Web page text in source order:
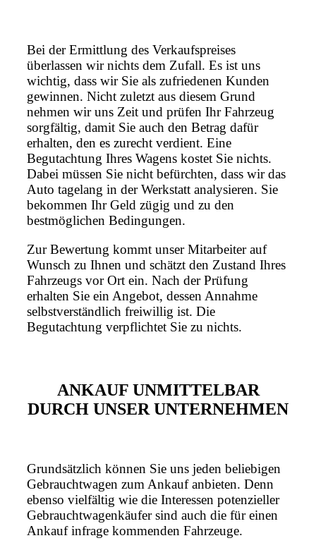
Bei der Ermittlung des Verkaufspreises
überlassen wir nichts dem Zufall. Es ist uns
wichtig, dass wir Sie als zufriedenen Kunden
gewinnen. Nicht zuletzt aus diesem Grund
nehmen wir uns Zeit und prüfen Ihr Fahrzeug
sorgfältig, damit Sie auch den Betrag dafür
erhalten, den es zurecht verdient. Eine
Begutachtung Ihres Wagens kostet Sie nichts.
Dabei müssen Sie nicht befürchten, dass wir das
Auto tagelang in der Werkstatt analysieren. Sie
bekommen Ihr Geld zügig und zu den
bestmöglichen Bedingungen.
Zur Bewertung kommt unser Mitarbeiter auf
Wunsch zu Ihnen und schätzt den Zustand Ihres
Fahrzeugs vor Ort ein. Nach der Prüfung
erhalten Sie ein Angebot, dessen Annahme
selbstverständlich freiwillig ist. Die
Begutachtung verpflichtet Sie zu nichts.
ANKAUF UNMITTELBAR
DURCH UNSER UNTERNEHMEN
Grundsätzlich können Sie uns jeden beliebigen
Gebrauchtwagen zum Ankauf anbieten. Denn
ebenso vielfältig wie die Interessen potenzieller
Gebrauchtwagenkäufer sind auch die für einen
Ankauf infrage kommenden Fahrzeuge.